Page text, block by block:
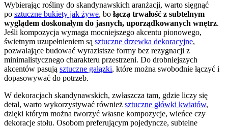
Wybierając rośliny do skandynawskich aranżacji, warto sięgnąć
po sztuczne bukiety jak żywe, bo łączą trwałość z subtelnym
wyglądem doskonałym do jasnych, uporządkowanych wnętrz.
Jeśli kompozycja wymaga mocniejszego akcentu pionowego,
świetnym uzupełnieniem są sztuczne drzewka dekoracyjne,
pozwalające budować wyrazistsze formy bez rezygnacji z
minimalistycznego charakteru przestrzeni. Do drobniejszych
akcentów pasują sztuczne gałązki, które można swobodnie łączyć i
dopasowywać do potrzeb.
W dekoracjach skandynawskich, zwłaszcza tam, gdzie liczy się
detal, warto wykorzystywać również sztuczne główki kwiatów,
dzięki którym można tworzyć własne kompozycje, wieńce czy
dekoracje stołu. Osobom preferującym pojedyncze, subtelne